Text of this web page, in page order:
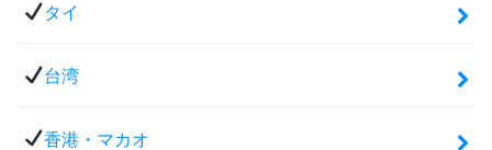
タイ
台湾
香港・マカオ